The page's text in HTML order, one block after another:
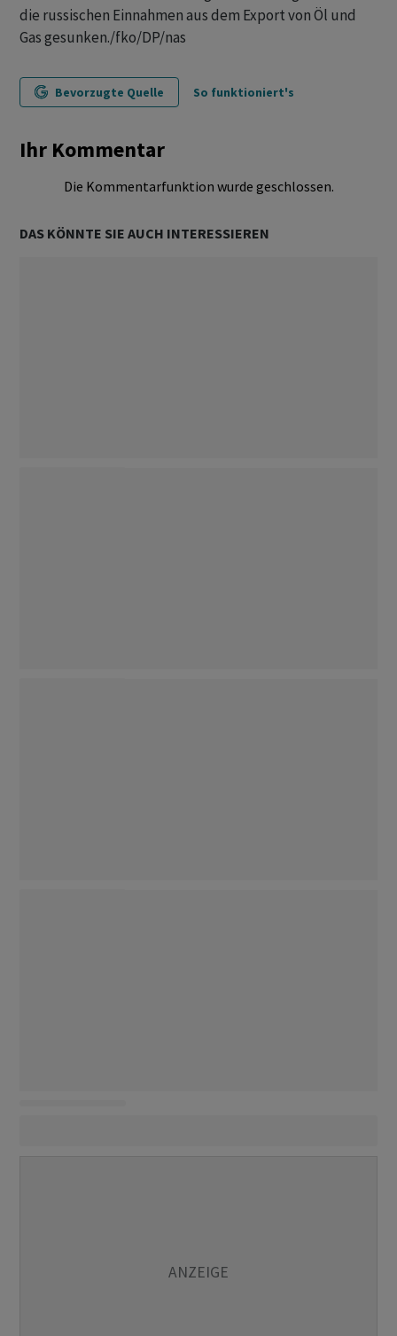
die russischen Einnahmen aus dem Export von Öl und
Gas gesunken./fko/DP/nas
Bevorzugte Quelle So funktioniert's
Ihr Kommentar
Die Kommentarfunktion wurde geschlossen.
DAS KÖNNTE SIE AUCH INTERESSIEREN